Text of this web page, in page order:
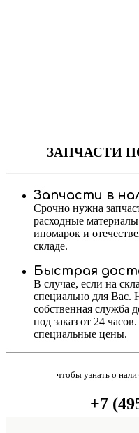
ЗАПЧАСТИ
Запчасти в
Срочно нужна
расходные
иномарок и
складе.
Быстрая
В случае, если на
специально для Вас.
собственная служба
под заказ от 24
специальные цены.
чтобы узнать о
+7